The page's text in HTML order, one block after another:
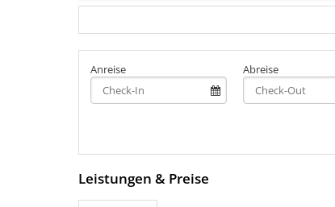
Anreise Abreise
Leistungen & Preise